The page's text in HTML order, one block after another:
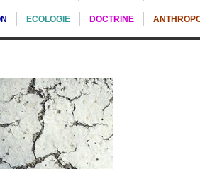
ECOLOGIE DOCTRINE